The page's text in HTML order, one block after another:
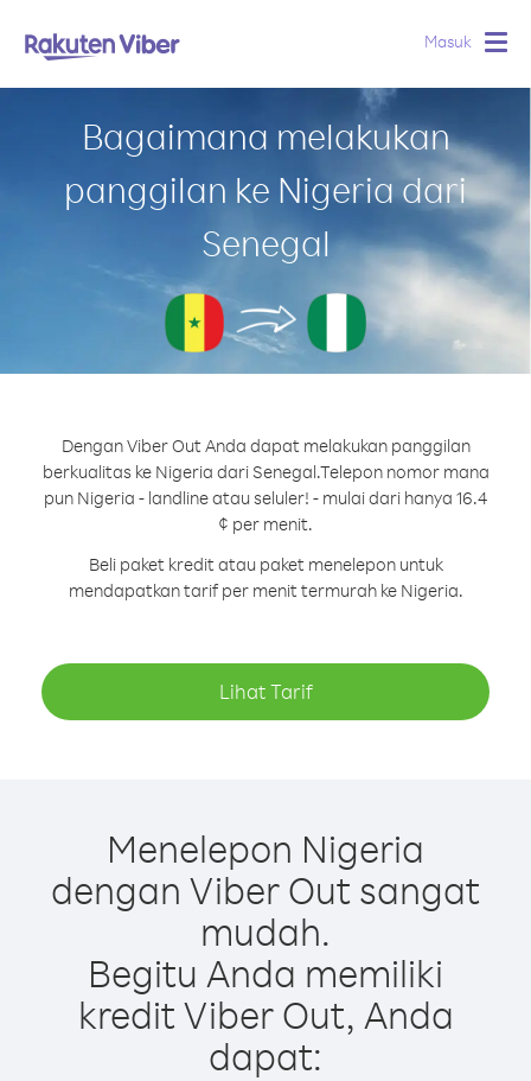
Masuk
Bagaimana melakukan
panggilan ke Nigeria dari
Senegal
Dengan Viber Out Anda dapat melakukan panggilan
berkualitas ke Nigeria dari Senegal.Telepon nomor mana
pun Nigeria - landline atau seluler! - mulai dari hanya 16.4
¢ per menit.
Beli paket kredit atau paket menelepon untuk
mendapatkan tarif per menit termurah ke Nigeria.
Lihat Tarif
Menelepon Nigeria
dengan Viber Out sangat
mudah.
Begitu Anda memiliki
kredit Viber Out, Anda
dapat: